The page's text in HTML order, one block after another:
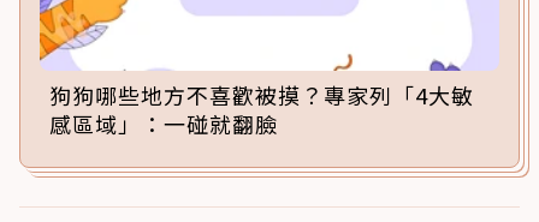
狗狗哪些地方不喜歡被摸？專家列「4大敏
感區域」：一碰就翻臉